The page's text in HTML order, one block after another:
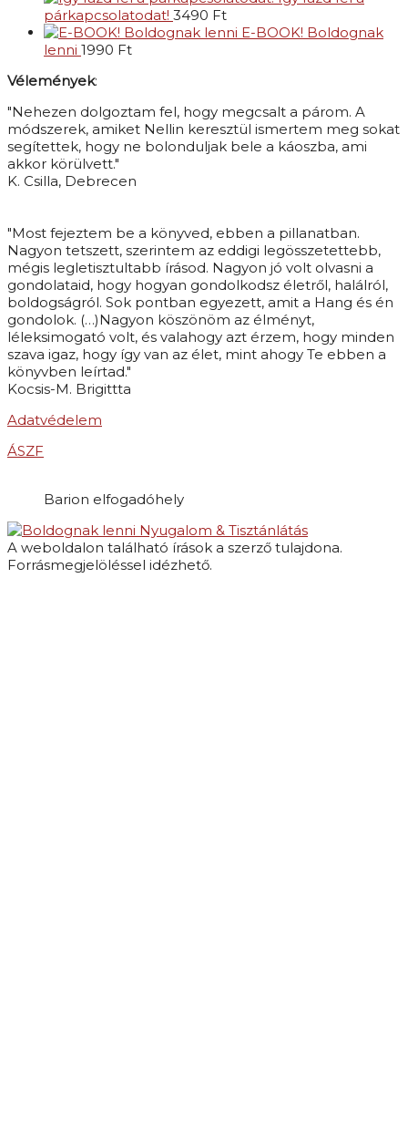
párkapcsolatodat! 3490 Ft
E-BOOK! Boldognak
lenni 1990 Ft
Vélemények:
"Nehezen dolgoztam fel, hogy megcsalt a párom. A
módszerek, amiket Nellin keresztül ismertem meg sokat
segítettek, hogy ne bolonduljak bele a káoszba, ami
akkor körülvett."
K. Csilla, Debrecen
"Most fejeztem be a könyved, ebben a pillanatban.
Nagyon tetszett, szerintem az eddigi legösszetettebb,
mégis legletisztultabb írásod. Nagyon jó volt olvasni a
gondolataid, hogy hogyan gondolkodsz életről, halálról,
boldogságról. Sok pontban egyezett, amit a Hang és én
gondolok. (…)Nagyon köszönöm az élményt,
léleksimogató volt, és valahogy azt érzem, hogy minden
szava igaz, hogy így van az élet, mint ahogy Te ebben a
könyvben leírtad."
Kocsis-M. Brigittta
Adatvédelem
ÁSZF
Barion elfogadóhely
Nyugalom & Tisztánlátás
A weboldalon található írások a szerző tulajdona.
Forrásmegjelöléssel idézhető.